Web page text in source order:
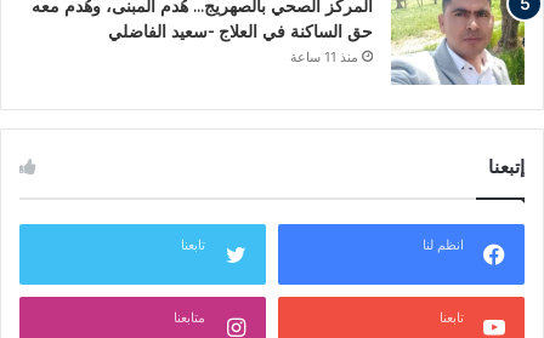
المركز الصحي بالصهريج… هُدم المبنى، وهُدم معه
حق الساكنة في العلاج -سعيد الفاضلي
منذ 11 ساعة
إتبعنا
انظم لنا تابعنا
تابعنا متابعنا